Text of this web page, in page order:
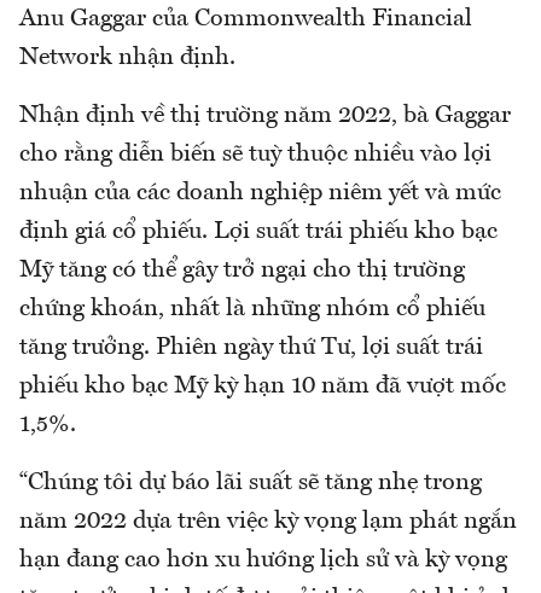
Anu Gaggar của Commonwealth Financial
Network nhận định.
Nhận định về thị trường năm 2022, bà Gaggar
cho rằng diễn biến sẽ tuỳ thuộc nhiều vào lợi
nhuận của các doanh nghiệp niêm yết và mức
định giá cổ phiếu. Lợi suất trái phiếu kho bạc
Mỹ tăng có thể gây trở ngại cho thị trường
chứng khoán, nhất là những nhóm cổ phiếu
tăng trưởng. Phiên ngày thứ Tư, lợi suất trái
phiếu kho bạc Mỹ kỳ hạn 10 năm đã vượt mốc
1,5%.
“Chúng tôi dự báo lãi suất sẽ tăng nhẹ trong
năm 2022 dựa trên việc kỳ vọng lạm phát ngắn
hạn đang cao hơn xu hướng lịch sử và kỳ vọng